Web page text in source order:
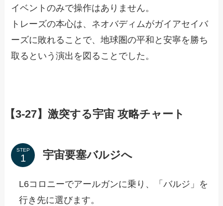
イベントのみで操作はありません。
トレーズの本心は、ネオバディムがガイアセイバ
ーズに敗れることで、地球圏の平和と安寧を勝ち
取るという演出を図ることでした。
【3-27】激突する宇宙 攻略チャート
STEP 宇宙要塞バルジへ
L6コロニーでアールガンに乗り、「バルジ」を
行き先に選びます。